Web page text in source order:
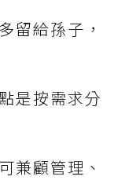
留給孫子，
是按需求分
兼顧管理、